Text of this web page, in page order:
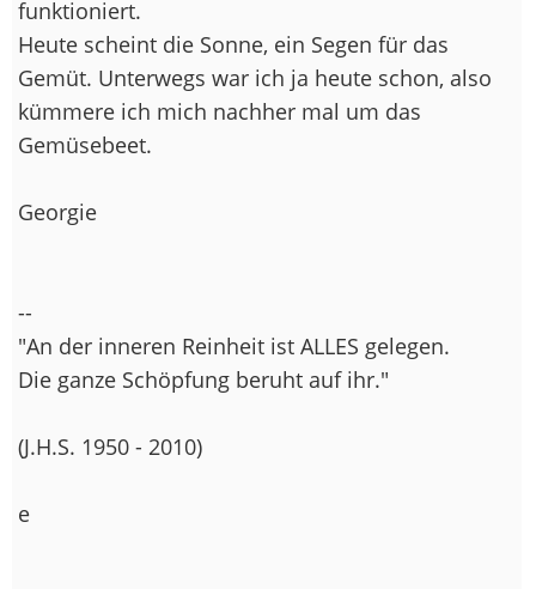
funktioniert.
Heute scheint die Sonne, ein Segen für das
Gemüt. Unterwegs war ich ja heute schon, also
kümmere ich mich nachher mal um das
Gemüsebeet.
Georgie
--
"An der inneren Reinheit ist ALLES gelegen.
Die ganze Schöpfung beruht auf ihr."
(J.H.S. 1950 - 2010)
e